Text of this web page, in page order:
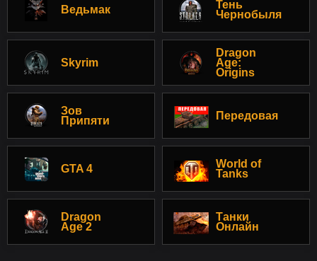
Ведьмак
Тень
Чернобыля
Skyrim
Dragon
Age:
Origins
Зов
Припяти
Передовая
GTA 4
World of
Tanks
Dragon
Age 2
Танки
Онлайн